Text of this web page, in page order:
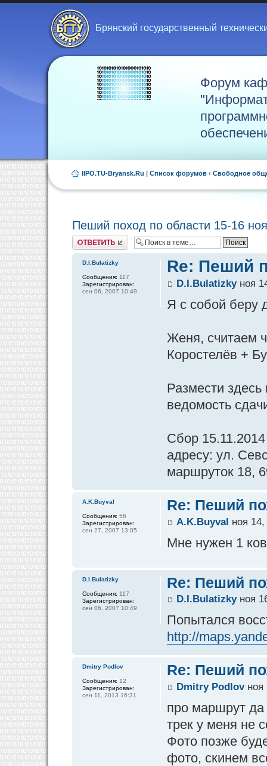
Брянский государственный
Форум
IIPO.TU-Bryansk.Ru | Список форумов ‹ Свободное
Пеший поход по области 15-16
Ответить
Re: Пеший
D.I.Bulatizkyноя
Я с собой беру
Женя, считаем
Коростелёв +
Размести
ведомость
Сбор
адресу: ул.
маршруток 18,
D.I.Bulatizky
Сообщения: 117
Зарегистрирован:
сен 06, 2007 10:49
Re: Пеший
A.K.Buyval ноя
Мне нужен 1
A.K.Buyval
Сообщения: 56
Зарегистрирован:
сен 27, 2007 13:05
Re: Пеший
D.I.Bulatizkyноя
Попытался
http://
D.I.Bulatizky
Сообщения: 117
Зарегистрирован:
сен 06, 2007 10:49
Re: Пеший
Dmitry Podlovноя
про маршрут да
трек у меня не
Фото позже
фото, скинем
Dmitry Podlov
Сообщения: 12
Зарегистрирован:
сен 11, 2013 16:31